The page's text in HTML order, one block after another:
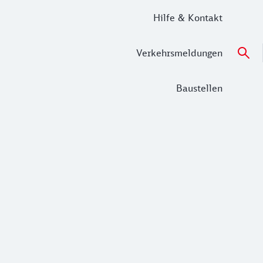
Hilfe & Kontakt
Verkehrsmeldungen
Baustellen